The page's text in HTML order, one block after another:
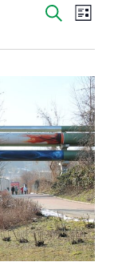
Suche
und
SucheListe